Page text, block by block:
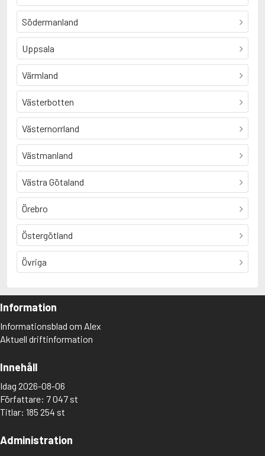
Södermanland
Uppsala
Värmland
Västerbotten
Västernorrland
Västmanland
Västra Götaland
Örebro
Östergötland
Övriga
Information
Informationsblad om Alex
Aktuell driftinformation
Innehåll
Idag 2026-08-06
Författare: 7 047 st
Titlar: 185 254 st
Administration